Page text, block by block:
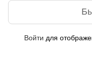
Войти для